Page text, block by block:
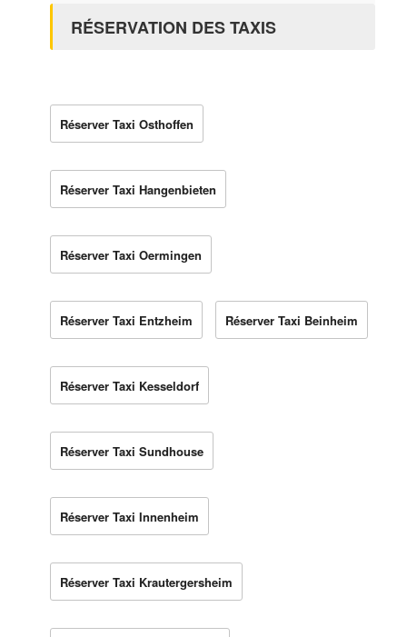
RÉSERVATION DES TAXIS
Réserver Taxi Osthoffen
Réserver Taxi Hangenbieten
Réserver Taxi Oermingen
Réserver Taxi Entzheim Réserver Taxi Beinheim
Réserver Taxi Kesseldorf
Réserver Taxi Sundhouse
Réserver Taxi Innenheim
Réserver Taxi Krautergersheim